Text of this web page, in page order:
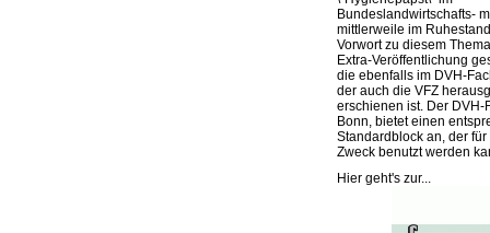
Bundeslandwirtschafts-
mittlerweile im
Vorwort zu diesem
Extra-Veröffentlichung
die ebenfalls im DVH-
der auch die VFZ
erschienen ist. Der DVH-
Bonn, bietet einen
Standardblock an, der
Zweck benutzt werden
Hier geht's zur...